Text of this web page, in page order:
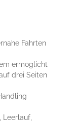
Fahrten
ermöglicht
drei Seiten